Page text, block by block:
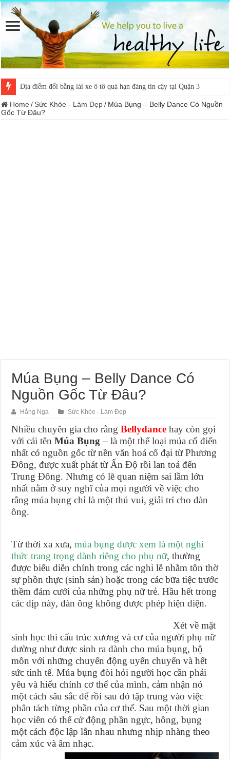
Địa điểm đổi bằng lái xe ô tô quá hạn đáng tin cậy tại Quận 3
Home / Sức Khỏe - Làm Đẹp / Múa Bụng – Belly Dance Có Nguồn
Gốc Từ Đâu?
Múa Bụng – Belly Dance Có
Nguồn Gốc Từ Đâu?
Hằng Nga Sức Khỏe - Làm Đẹp
Nhiều chuyên gia cho rằngBellydance hay còn gọi
với cái tênMúa Bụng – là một thể loại múa cổ điển
nhất có nguồn gốc từ nền văn hoá cổ đại từ Phương
Đông, được xuất phát từ Ấn Độ rồi lan toả đến
Trung Đông. Nhưng có lẽ quan niệm sai lầm lớn
nhất nằm ở suy nghĩ của mọi người về việc cho
rằng múa bụng chỉ là một thú vui, giải trí cho đàn
ông.
Từ thời xa xưa, múa bụng được xem là một nghi
thức trang trọng dành riêng cho phụ nữ, thường
được biểu diễn chính trong các nghi lễ nhằm tôn thờ
sự phồn thực (sinh sản) hoặc trong các bữa tiệc trước
thềm đám cưới của những phụ nữ trẻ. Hầu hết trong
các dịp này, đàn ông không được phép hiện diện.
Xét về mặt
sinh học thì cấu trúc xương và cơ của người phụ nữ
dường như được sinh ra dành cho múa bụng, bộ
môn với những chuyển động uyển chuyển và hết
sức tinh tế. Múa bụng đòi hỏi người học cần phải
yêu và hiểu chính cơ thể của mình, cảm nhận nó
một cách sâu sắc để rồi sau đó tập trung vào việc
phân tách từng phần của cơ thể. Sau một thời gian
học viên có thể cử động phần ngực, hông, bụng
một cách độc lập lẫn nhau nhưng nhịp nhàng theo
cảm xúc và âm nhạc.